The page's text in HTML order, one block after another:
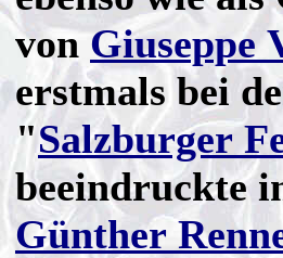
vonGiuseppe
erstmals bei
"Salzburger
beeindruckte
Günther